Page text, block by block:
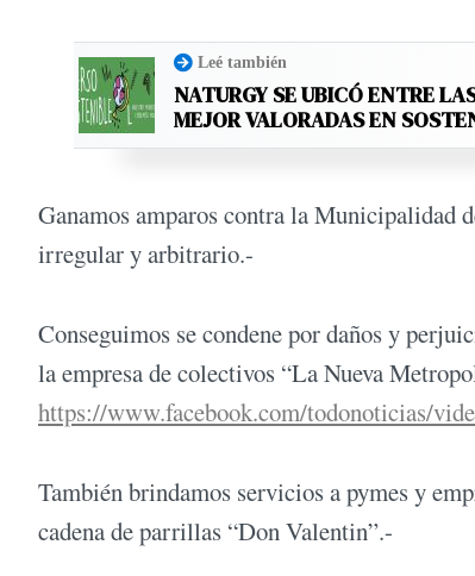
Leé también
NATURGY SE UBICÓ ENTRE
MEJOR VALORADAS EN
Ganamos amparos contra la Municipalidad
irregular y arbitrario.-
Conseguimos se condene por daños y
la empresa de colectivos “La Nueva
https://www.facebook.com/todonoticias/
También brindamos servicios a pymes y
cadena de parrillas “Don Valentin”.-